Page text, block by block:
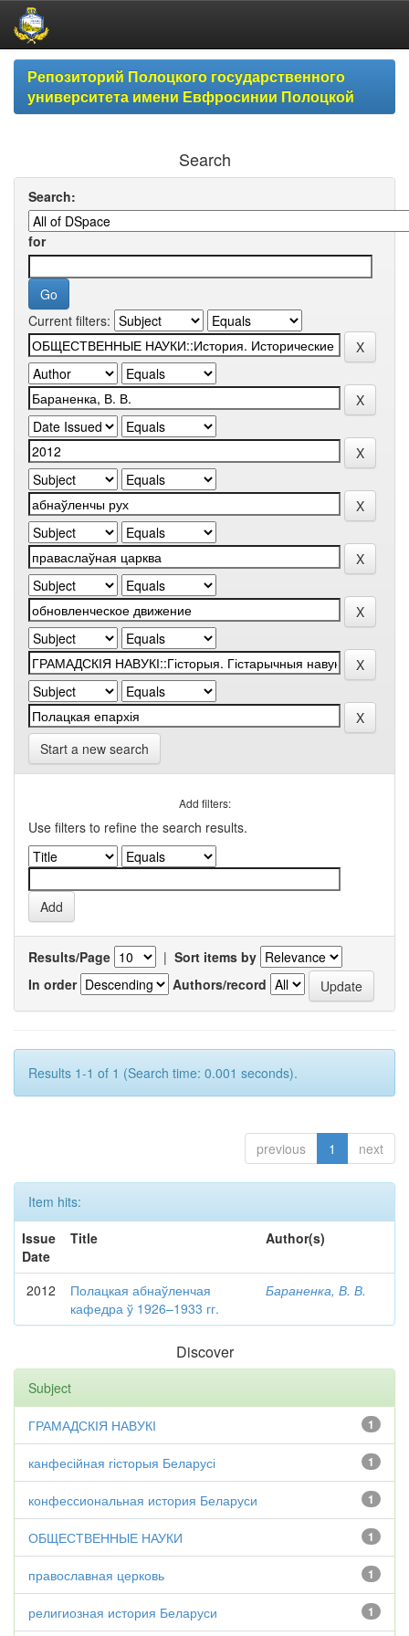
Skip
navigationРепозиторий Полоцкого государственного
университета имени Евфросинии Полоцкой
Search
Search:
for
Current filters:
Start a new search
Add filters:
Use filters to refine the search results.
Results/Page | Sort items by
In order
Authors/record
Results 1-1 of 1 (Search time: 0.001 seconds).
previous 1 next
Item hits:
Issue
Date
Title Author(s)
2012
Полацкая абнаўленчая
кафедра ў 1926–1933 гг.
Бараненка, В. В.
Discover
Subject
1
ГРАМАДСКІЯ НАВУКІ
1
канфесійная гісторыя Беларусі
1
конфессиональная история Беларуси
1
ОБЩЕСТВЕННЫЕ НАУКИ
1
православная церковь
1
религиозная история Беларуси